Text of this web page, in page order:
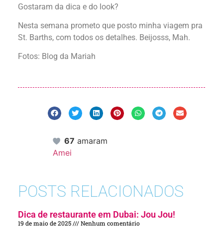
Gostaram da dica e do look?
Nesta semana prometo que posto minha viagem pra
St. Barths, com todos os detalhes. Beijosss, Mah.
Fotos: Blog da Mariah
67 amaram
Amei
POSTS RELACIONADOS
Dica de restaurante em Dubai: Jou Jou!
19 de maio de 2025 Nenhum comentário